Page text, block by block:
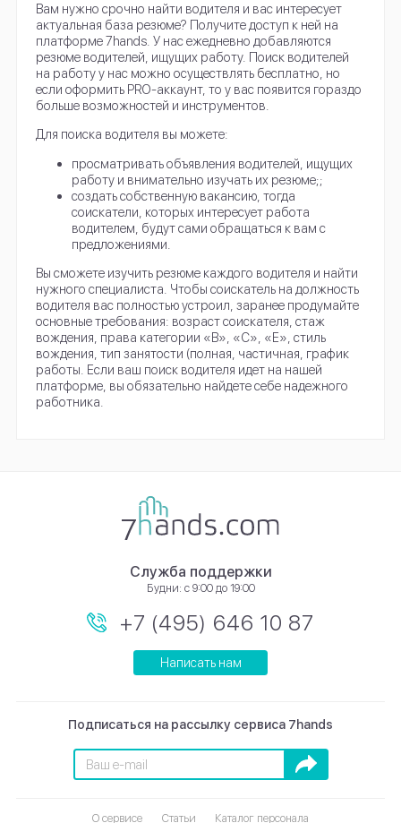
Вам нужно срочно найти водителя и вас интересует
актуальная база резюме? Получите доступ к ней на
платформе 7hands. У нас ежедневно добавляются
резюме водителей, ищущих работу. Поиск водителей
на работу у нас можно осуществлять бесплатно, но
если оформить PRO-аккаунт, то у вас появится гораздо
больше возможностей и инструментов.
Для поиска водителя вы можете:
просматривать объявления водителей, ищущих
работу и внимательно изучать их резюме;;
создать собственную вакансию, тогда
соискатели, которых интересует работа
водителем, будут сами обращаться к вам с
предложениями.
Вы сможете изучить резюме каждого водителя и найти
нужного специалиста. Чтобы соискатель на должность
водителя вас полностью устроил, заранее продумайте
основные требования: возраст соискателя, стаж
вождения, права категории «В», «С», «Е», стиль
вождения, тип занятости (полная, частичная, график
работы. Если ваш поиск водителя идет на нашей
платформе, вы обязательно найдете себе надежного
работника.
Подписаться на рассылку сервиса 7hands
Подписаться
Служба поддержки
Будни: с 9:00 до 19:00
+7 (495) 646 10 87
Написать нам
О сервисе Статьи Каталог персонала